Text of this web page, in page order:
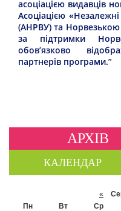
асоціацією видавців
Асоціацією
(АНРВУ) та Норвезькою
за підтримки
обов’язково
партнерів програми.”
АРХІВ
КАЛЕНДАР
«
Пн
Вт Ср